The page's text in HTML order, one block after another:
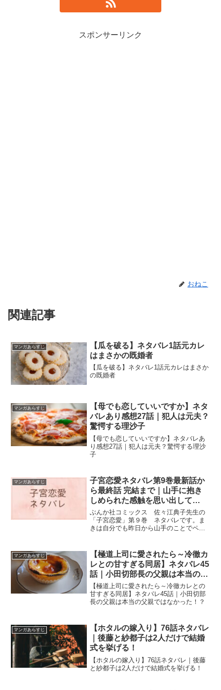
スポンサーリンク
おねこ
関連記事
マンガあらすじ
【瓜を破る】ネタバレ1話元カレ
はまさかの既婚者
【瓜を破る】ネタバレ1話元カレはまさか
の既婚者
マンガあらすじ
【母でも恋していいですか】ネタ
バレあり感想27話｜犯人は元夫？
驚愕する理沙子
【母でも恋していいですか】ネタバレあ
り感想27話｜犯人は元夫？驚愕する理沙
子
マンガあらすじ
子宮恋愛ネタバレ第9巻最新話か
ら最終話 完結まで｜山手に抱き
しめられた感触を思い出して…
ぶんか社コミックス 佐々江典子先生の
「子宮恋愛」第９巻 ネタバレです。ま
きは自分でも昨日から山手のことでペー
です。
マンガあらすじ
【極道上司に愛されたら～冷徹カ
レとの甘すぎる同居】ネタバレ45
話｜小田切部長の父親は本当の父
親ではなかった！？
【極道上司に愛されたら～冷徹カレとの
甘すぎる同居】ネタバレ45話｜小田切部
長の父親は本当の父親ではなかった！？
マンガあらすじ
【ホタルの嫁入り】76話ネタバレ
｜後藤と紗都子は2人だけで結婚
式を挙げる！
【ホタルの嫁入り】76話ネタバレ｜後藤
と紗都子は2人だけで結婚式を挙げる！